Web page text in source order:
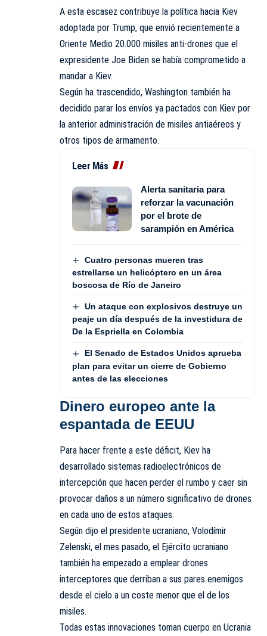
A esta escasez contribuye la política hacia Kiev
adoptada por Trump, que envió recientemente a
Oriente Medio 20.000 misiles anti-drones que el
expresidente Joe Biden se había comprometido a
mandar a Kiev.
Según ha trascendido, Washington también ha
decidido parar los envíos ya pactados con Kiev por
la anterior administración de misiles antiaéreos y
otros tipos de armamento.
Leer Más
Alerta sanitaria para
reforzar la vacunación
por el brote de
sarampión en América
Cuatro personas mueren tras
estrellarse un helicóptero en un área
boscosa de Río de Janeiro
Un ataque con explosivos destruye un
peaje un día después de la investidura de
De la Espriella en Colombia
El Senado de Estados Unidos aprueba
plan para evitar un cierre de Gobierno
antes de las elecciones
Dinero europeo ante la
espantada de EEUU
Para hacer frente a este déficit, Kiev ha
desarrollado sistemas radioelectrónicos de
intercepción que hacen perder el rumbo y caer sin
provocar daños a un número significativo de drones
en cada uno de estos ataques.
Según dijo el presidente ucraniano, Volodímir
Zelenski, el mes pasado, el Ejército ucraniano
también ha empezado a emplear drones
interceptores que derriban a sus pares enemigos
desde el cielo a un coste menor que el de los
misiles.
Todas estas innovaciones toman cuerpo en Ucrania